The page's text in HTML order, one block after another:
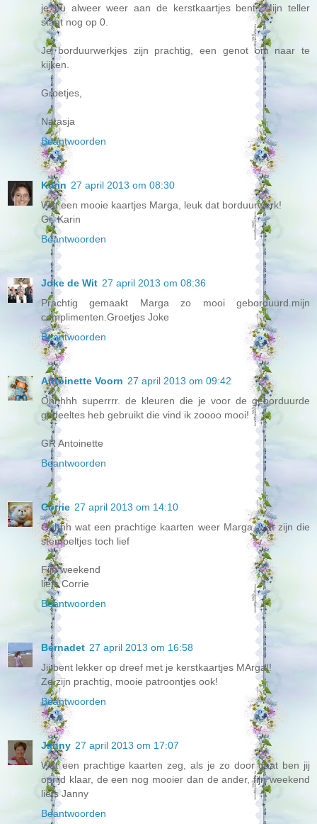
je nu alweer weer aan de kerstkaartjes bent. Mijn teller
staat nog op 0.
Je borduurwerkjes zijn prachtig, een genot om naar te
kijken.
Groetjes,
Natasja
Beantwoorden
Karin 27 april 2013 om 08:30
Wat een mooie kaartjes Marga, leuk dat borduurwerk!
Gr. Karin
Beantwoorden
Joke de Wit 27 april 2013 om 08:36
Prachtig gemaakt Marga zo mooi geborduurd.mijn
complimenten.Groetjes Joke
Beantwoorden
Antoinette Voorn 27 april 2013 om 09:42
Ohhhhh superrrr. de kleuren die je voor de geborduurde
gedeeltes heb gebruikt die vind ik zoooo mooi!
GR Antoinette
Beantwoorden
Corrie 27 april 2013 om 14:10
Ohhhh wat een prachtige kaarten weer Marga, wat zijn die
stempeltjes toch lief
Fijn weekend
liefs Corrie
Beantwoorden
Bernadet 27 april 2013 om 16:58
Jij bent lekker op dreef met je kerstkaartjes MArga!!
Ze zijn prachtig, mooie patroontjes ook!
Beantwoorden
Janny 27 april 2013 om 17:07
Wat een prachtige kaarten zeg, als je zo door gaat ben jij
oprijd klaar, de een nog mooier dan de ander, fijn weekend
liefs Janny
Beantwoorden